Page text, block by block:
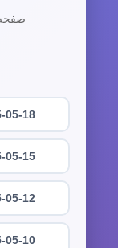
صفحه 1 از 343 | مجموع 3426
05-18
05-15
05-12
05-10